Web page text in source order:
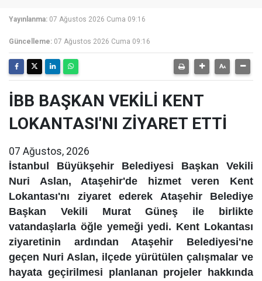
Yayınlanma: 07 Ağustos 2026 Cuma 09:16
Güncelleme: 07 Ağustos 2026 Cuma 09:16
İBB BAŞKAN VEKİLİ KENT
LOKANTASI'NI ZİYARET ETTİ
07 Ağustos, 2026
İstanbul Büyükşehir Belediyesi Başkan Vekili
Nuri Aslan, Ataşehir'de hizmet veren Kent
Lokantası'nı ziyaret ederek Ataşehir Belediye
Başkan Vekili Murat Güneş ile birlikte
vatandaşlarla öğle yemeği yedi. Kent Lokantası
ziyaretinin ardından Ataşehir Belediyesi'ne
geçen Nuri Aslan, ilçede yürütülen çalışmalar ve
hayata geçirilmesi planlanan projeler hakkında